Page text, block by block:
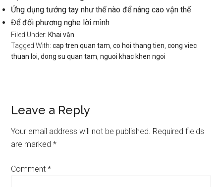
Ứng dụng tướng tay như thế nào để nâng cao vận thế
Để đối phương nghe lời mình
Filed Under: Khai vận
Tagged With:cap tren quan tam ,co hoi thang tien ,cong viec
thuan loi ,dong su quan tam ,nguoi khac khen ngoi
Reader
Interactions
Leave a Reply
Your email address will not be published. Required fields
are marked*
Comment*